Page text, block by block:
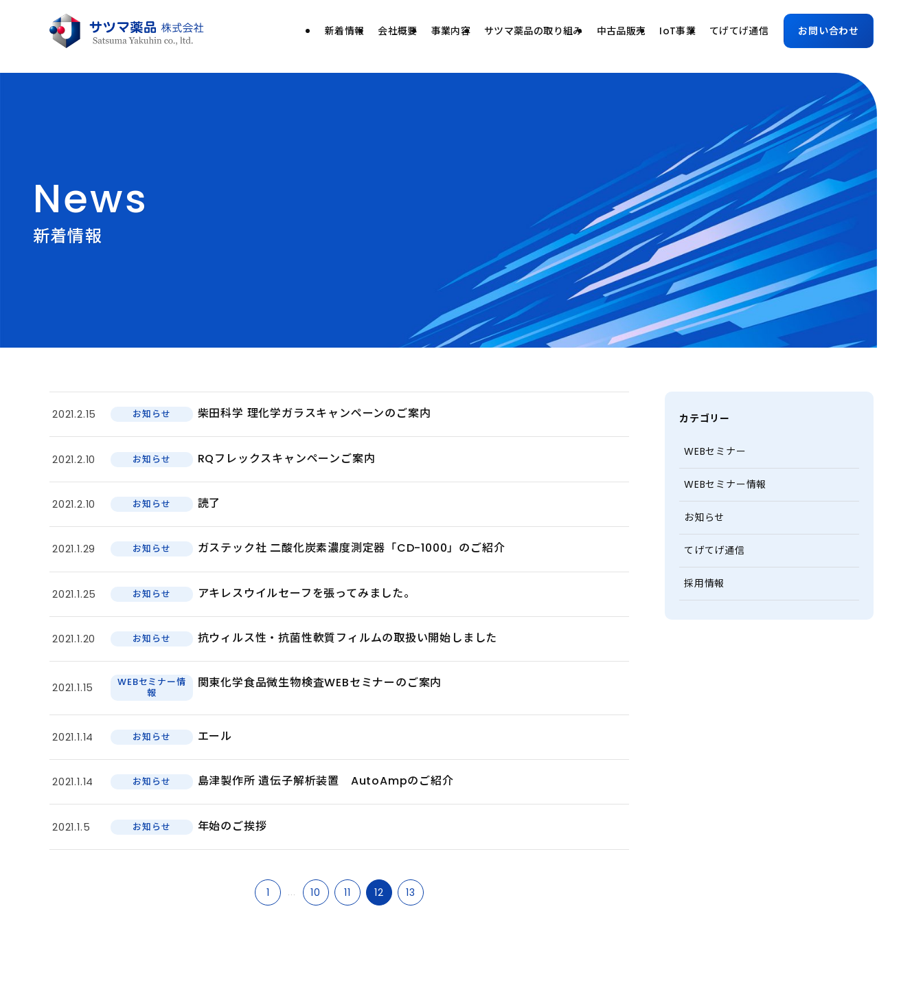
新着情報 会社概要 事業内容 サツマ薬品の取り組み 中古品販売 IoT事業 てげてげ通信 お問い合わせ
新着情報
News
2021.2.15 お知らせ 柴田科学 理化学ガラスキャンペーンのご案内
2021.2.10 お知らせ RQフレックスキャンペーンご案内
2021.2.10 お知らせ 読了
2021.1.29 お知らせ ガステック社 二酸化炭素濃度測定器「CD-1000」のご紹介
2021.1.25 お知らせ アキレスウイルセーフを張ってみました。
2021.1.20 お知らせ 抗ウィルス性・抗菌性軟質フィルムの取扱い開始しました
2021.1.15
WEBセミナー情
報
関東化学食品微生物検査WEBセミナーのご案内
2021.1.14 お知らせ エール
2021.1.14 お知らせ 島津製作所 遺伝子解析装置 AutoAmpのご紹介
2021.1.5 お知らせ 年始のご挨拶
1 ... 10 11 12 13
カテゴリー
WEBセミナー
WEBセミナー情報
お知らせ
てげてげ通信
採用情報